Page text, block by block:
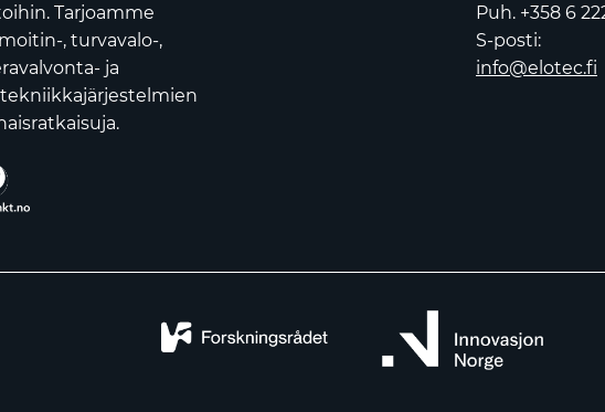
Tarjoamme
, turvavalo-,
ja
Puh. +358 6
S-posti:
info@elotec.fi